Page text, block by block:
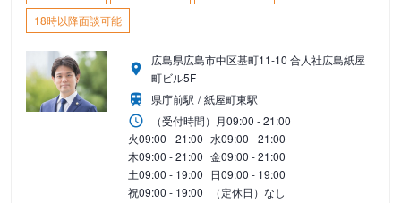
18時以降面談可能
広島県広島市中区基町11-10 合人社広島紙屋
町ビル5F
県庁前駅
紙屋町東駅
（受付時間） 月09:00 - 21:00
火09:00 - 21:00 水09:00 - 21:00
木09:00 - 21:00 金09:00 - 21:00
土09:00 - 19:00 日09:00 - 19:00
祝09:00 - 19:00 （定休日）なし